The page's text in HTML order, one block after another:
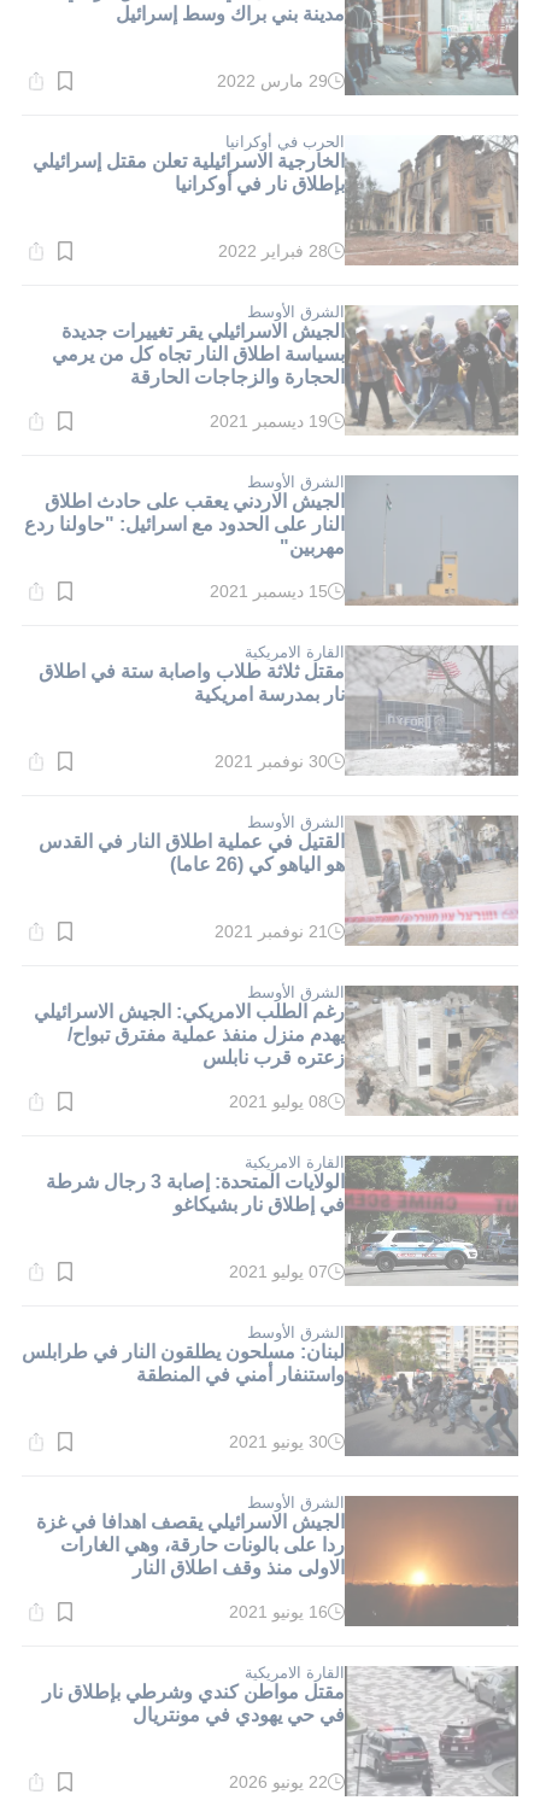
مدينة بني براك وسط إسرائيل
وقت
دقيقة.
29 مارس 2022
الحرب في أوكرانيا
الخارجية الاسرائيلية تعلن مقتل إسرائيلي
بإطلاق نار في أوكرانيا
وقت
دقيقة.
28 فبراير 2022
الشرق الأوسط
الجيش الاسرائيلي يقر تغييرات جديدة
بسياسة اطلاق النار تجاه كل من يرمي
الحجارة والزجاجات الحارقة
وقت
دقيقة.
19 ديسمبر 2021
الشرق الأوسط
الجيش الاردني يعقب على حادث اطلاق
النار على الحدود مع اسرائيل: "حاولنا ردع
مهربين"
وقت
دقيقة.
15 ديسمبر 2021
القارة الامريكية
مقتل ثلاثة طلاب واصابة ستة في اطلاق
نار بمدرسة امريكية
وقت
دقيقة.
30 نوفمبر 2021
الشرق الأوسط
القتيل في عملية اطلاق النار في القدس
هو الياهو كي (26 عاما)
وقت
دقيقة.
21 نوفمبر 2021
الشرق الأوسط
رغم الطلب الامريكي: الجيش الاسرائيلي
يهدم منزل منفذ عملية مفترق تبواح/
زعتره قرب نابلس
وقت
دقيقة.
08 يوليو 2021
القارة الامريكية
الولايات المتحدة: إصابة 3 رجال شرطة
في إطلاق نار بشيكاغو
وقت
دقيقة.
07 يوليو 2021
الشرق الأوسط
لبنان: مسلحون يطلقون النار في طرابلس
واستنفار أمني في المنطقة
وقت
دقيقة.
30 يونيو 2021
الشرق الأوسط
الجيش الاسرائيلي يقصف اهدافا في غزة
ردا على بالونات حارقة، وهي الغارات
الاولى منذ وقف اطلاق النار
وقت
دقيقة.
16 يونيو 2021
القارة الامريكية
مقتل مواطن كندي وشرطي بإطلاق نار
في حي يهودي في مونتريال
وقت
22 يونيو 2026